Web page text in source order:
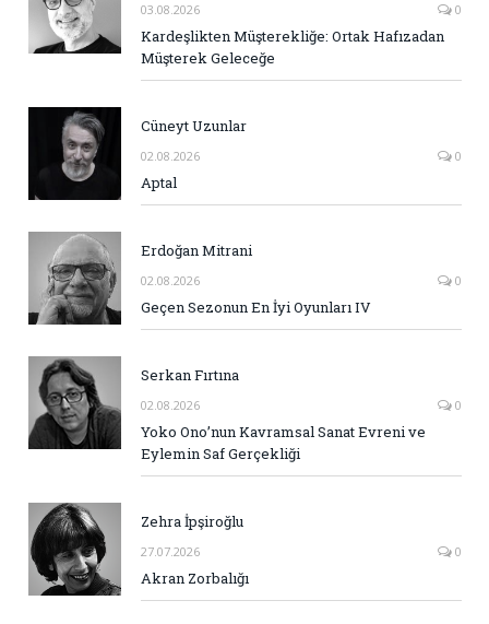
03.08.2026 0
Kardeşlikten Müşterekliğe: Ortak Hafızadan
Müşterek Geleceğe
Cüneyt Uzunlar
02.08.2026 0
Aptal
Erdoğan Mitrani
02.08.2026 0
Geçen Sezonun En İyi Oyunları IV
Serkan Fırtına
02.08.2026 0
Yoko Ono’nun Kavramsal Sanat Evreni ve
Eylemin Saf Gerçekliği
Zehra İpşiroğlu
27.07.2026 0
Akran Zorbalığı